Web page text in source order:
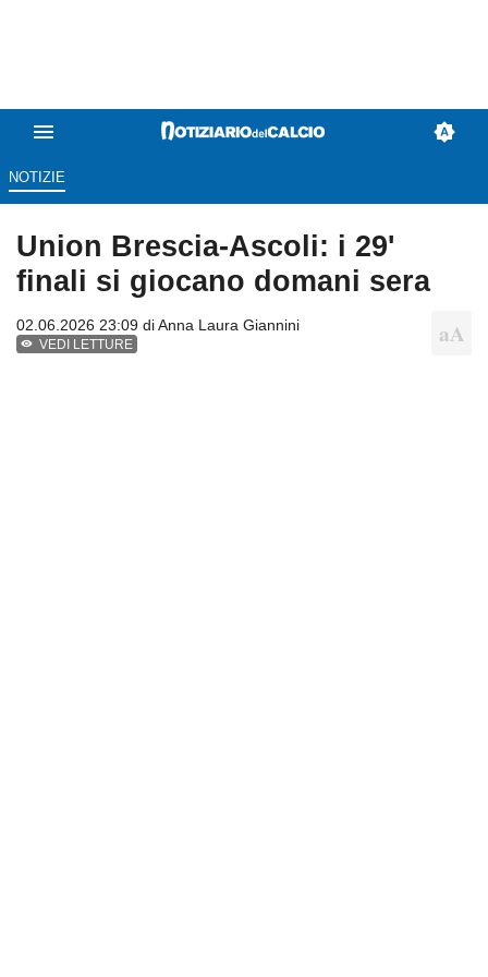
NOTIZIE
Union Brescia-Ascoli: i 29'
finali si giocano domani sera
02.06.2026 23:09 diAnna Laura Giannini
VEDI LETTURE